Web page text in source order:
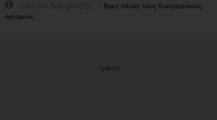
Λεξικό Διατροφής
Βρες όλους τους διατροφικούς
ορισμούς
Προβολή